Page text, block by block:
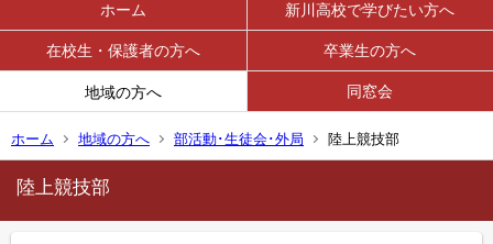
ホーム 新川高校で学びたい方へ
在校生・保護者の方へ 卒業生の方へ
地域の方へ 同窓会
ホーム 地域の方へ 部活動･生徒会･外局 陸上競技部
陸上競技部